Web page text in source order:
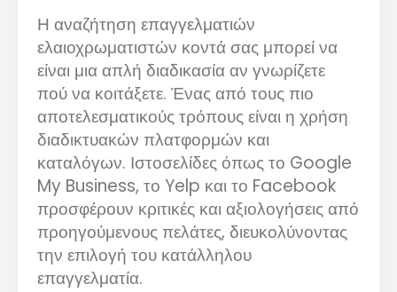
Η αναζήτηση επαγγελματιών
ελαιοχρωματιστών κοντά σας μπορεί να
είναι μια απλή διαδικασία αν γνωρίζετε
πού να κοιτάξετε. Ένας από τους πιο
αποτελεσματικούς τρόπους είναι η χρήση
διαδικτυακών πλατφορμών και
καταλόγων. Ιστοσελίδες όπως το Google
My Business, το Yelp και το Facebook
προσφέρουν κριτικές και αξιολογήσεις από
προηγούμενους πελάτες, διευκολύνοντας
την επιλογή του κατάλληλου
επαγγελματία.